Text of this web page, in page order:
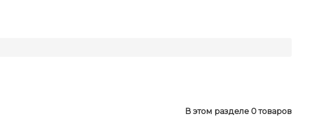
В этом разделе 0 товаров